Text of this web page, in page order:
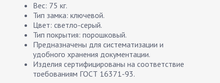
Вес: 75 кг.
Тип замка: ключевой.
Цвет: светло-серый.
Тип покрытия: порошковый.
Предназначены для систематизации и
удобного хранения документации.
Изделия сертифицированы на соответствие
требованиям ГОСТ 16371-93.